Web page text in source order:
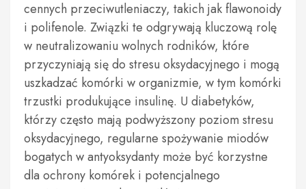
cennych przeciwutleniaczy, takich jak flawonoidy
i polifenole. Związki te odgrywają kluczową rolę
w neutralizowaniu wolnych rodników, które
przyczyniają się do stresu oksydacyjnego i mogą
uszkadzać komórki w organizmie, w tym komórki
trzustki produkujące insulinę. U diabetyków,
którzy często mają podwyższony poziom stresu
oksydacyjnego, regularne spożywanie miodów
bogatych w antyoksydanty może być korzystne
dla ochrony komórek i potencjalnego